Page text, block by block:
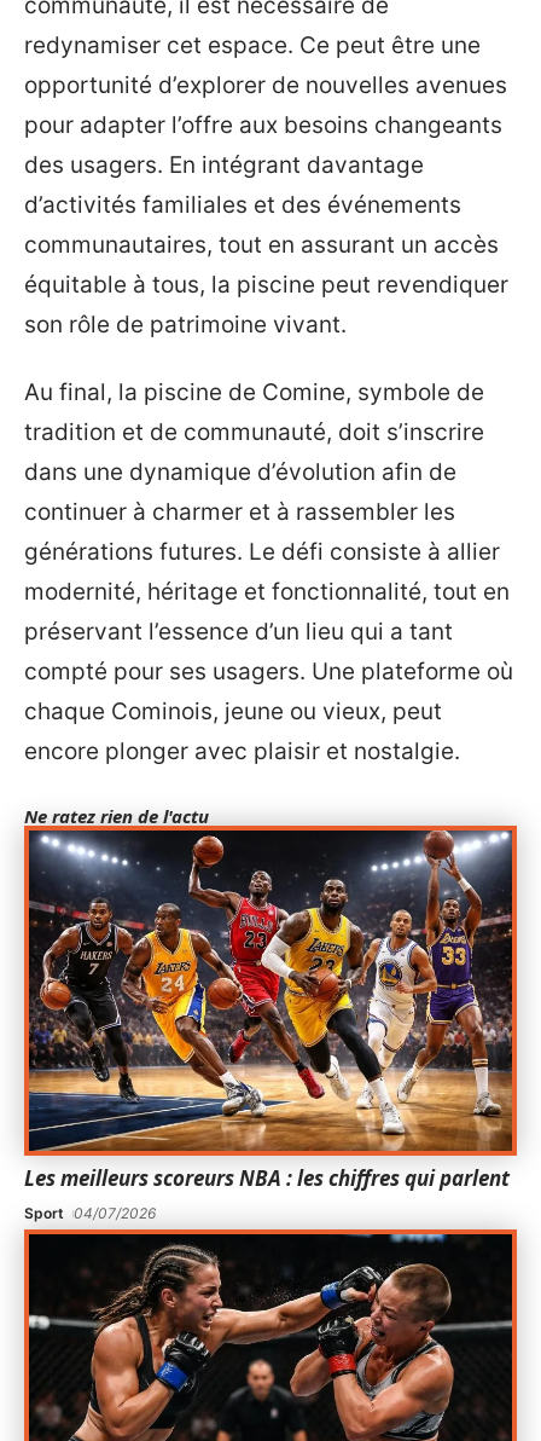
redynamiser cet espace. Ce peut être une
opportunité d’explorer de nouvelles avenues
pour adapter l’offre aux besoins changeants
des usagers. En intégrant davantage
d’activités familiales et des événements
communautaires, tout en assurant un accès
équitable à tous, la piscine peut revendiquer
son rôle de patrimoine vivant.
Au final, la piscine de Comine, symbole de
tradition et de communauté, doit s’inscrire
dans une dynamique d’évolution afin de
continuer à charmer et à rassembler les
générations futures. Le défi consiste à allier
modernité, héritage et fonctionnalité, tout en
préservant l’essence d’un lieu qui a tant
compté pour ses usagers. Une plateforme où
chaque Cominois, jeune ou vieux, peut
encore plonger avec plaisir et nostalgie.
Ne ratez rien de l'actu
Les meilleurs scoreurs NBA : les chiffres qui parlent
Sport 04/07/2026